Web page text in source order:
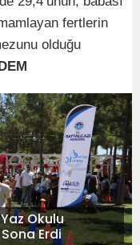
fertlerin
olduğu
Okulu
Erdi